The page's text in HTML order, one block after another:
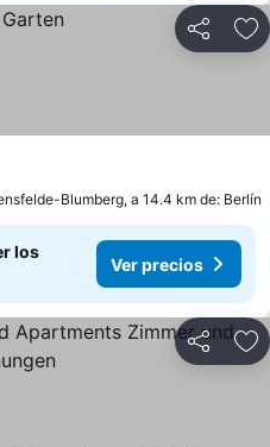
Compartir
Blumberg, a 14.4 km de: Berlín
los
Ver precios
Compartir